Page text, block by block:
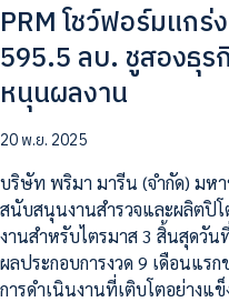
PRM โชว์ฟอร์มแกร่
595.5 ลบ. ชูสองธุร
หนุนผลงาน
20 พ.ย. 2025
บริษัท พริมา มารีน (จำกัด) มห
สนับสนุนงานสำรวจและผลิตปิโ
งานสำหรับไตรมาส 3 สิ้นสุดวั
ผลประกอบการงวด 9 เดือนแร
การดำเนินงานที่เติบโตอย่างแ